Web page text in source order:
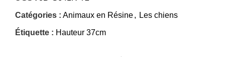
Catégories : Animaux en Résine, Les chiens
Étiquette : Hauteur 37cm